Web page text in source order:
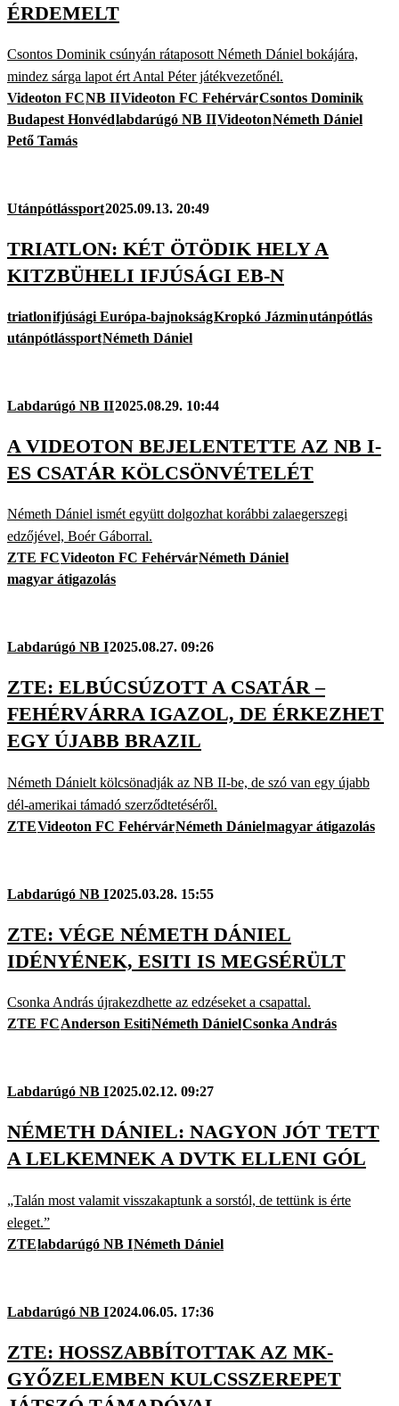
ÉRDEMELT
Csontos Dominik csúnyán rátaposott Németh Dániel bokájára,
mindez sárga lapot ért Antal Péter játékvezetőnél.
Videoton FCNB IIVideoton FC FehérvárCsontos Dominik
Budapest Honvédlabdarúgó NB IIVideotonNémeth Dániel
Pető Tamás
Utánpótlássport2025.09.13. 20:49
TRIATLON: KÉT ÖTÖDIK HELY A
KITZBÜHELI IFJÚSÁGI EB-N
triatlonifjúsági Európa-bajnokságKropkó Jázminutánpótlás
utánpótlássportNémeth Dániel
Labdarúgó NB II2025.08.29. 10:44
A VIDEOTON BEJELENTETTE AZ NB I-
ES CSATÁR KÖLCSÖNVÉTELÉT
Németh Dániel ismét együtt dolgozhat korábbi zalaegerszegi
edzőjével, Boér Gáborral.
ZTE FCVideoton FC FehérvárNémeth Dániel
magyar átigazolás
Labdarúgó NB I2025.08.27. 09:26
ZTE: ELBÚCSÚZOTT A CSATÁR –
FEHÉRVÁRRA IGAZOL, DE ÉRKEZHET
EGY ÚJABB BRAZIL
Németh Dánielt kölcsönadják az NB II-be, de szó van egy újabb
dél-amerikai támadó szerződtetéséről.
ZTEVideoton FC FehérvárNémeth Dánielmagyar átigazolás
Labdarúgó NB I2025.03.28. 15:55
ZTE: VÉGE NÉMETH DÁNIEL
IDÉNYÉNEK, ESITI IS MEGSÉRÜLT
Csonka András újrakezdhette az edzéseket a csapattal.
ZTE FCAnderson EsitiNémeth DánielCsonka András
Labdarúgó NB I2025.02.12. 09:27
NÉMETH DÁNIEL: NAGYON JÓT TETT
A LELKEMNEK A DVTK ELLENI GÓL
„Talán most valamit visszakaptunk a sorstól, de tettünk is érte
eleget.”
ZTElabdarúgó NB INémeth Dániel
Labdarúgó NB I2024.06.05. 17:36
ZTE: HOSSZABBÍTOTTAK AZ MK-
GYŐZELEMBEN KULCSSZEREPET